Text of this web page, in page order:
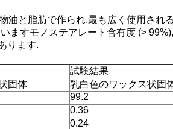
油と脂肪で作られ,最も広く使用され
ますモノステアレート含有度 (>
ります.
試験結果
固体
乳白色のワックス状固
99.2
0.36
0.24